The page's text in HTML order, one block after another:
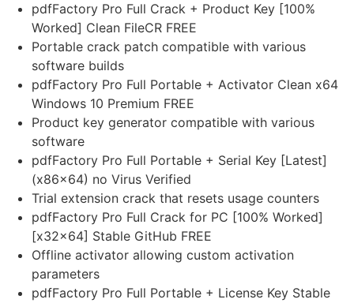
pdfFactory Pro Full Crack + Product Key [100%
Worked] Clean FileCR FREE
Portable crack patch compatible with various
software builds
pdfFactory Pro Full Portable + Activator Clean x64
Windows 10 Premium FREE
Product key generator compatible with various
software
pdfFactory Pro Full Portable + Serial Key [Latest]
(x86x64) no Virus Verified
Trial extension crack that resets usage counters
pdfFactory Pro Full Crack for PC [100% Worked]
[x32x64] Stable GitHub FREE
Offline activator allowing custom activation
parameters
pdfFactory Pro Full Portable + License Key Stable